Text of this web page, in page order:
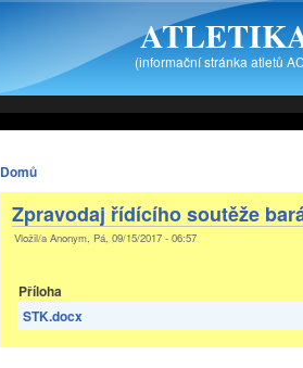
(informační stránka atletů
Domů
Zpravodaj řídícího soutěže
Vložil/a Anonym, Pá, 09/15/2017 - 06:57
Příloha
STK.docx